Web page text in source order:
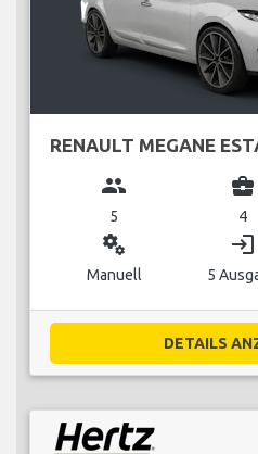
RENAULT MEGANE
group
5
business_center
4
miscellaneous_services
Manuell
login
5
DETAILS